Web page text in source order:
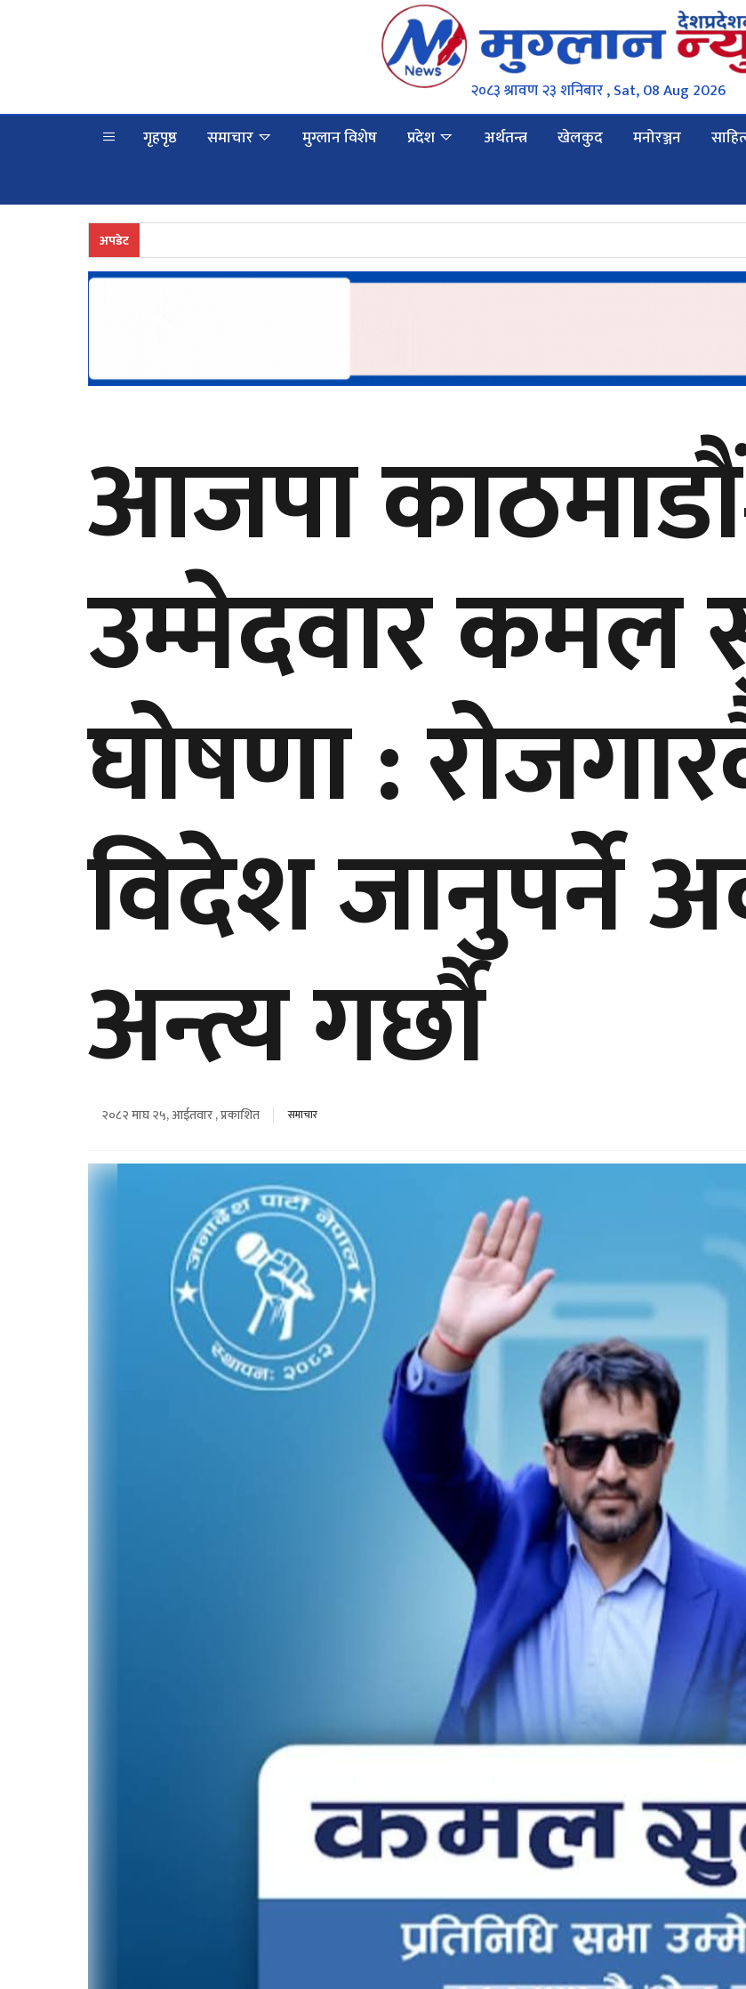
२०८३ श्रावण २३ शनिबार , Sat, 08 Aug 2026
गृहपृष्ठ समाचार मुग्लान विशेष प्रदेश अर्थतन्त्र खेलकुद मनोरञ्जन
अपडेट
आजपा
उम्मेदवार कमल
घोषणा :
विदेश जानुपर्ने
अन्त्य गर्छौ
२०८२ माघ २५, आईतवार , प्रकाशित समाचार